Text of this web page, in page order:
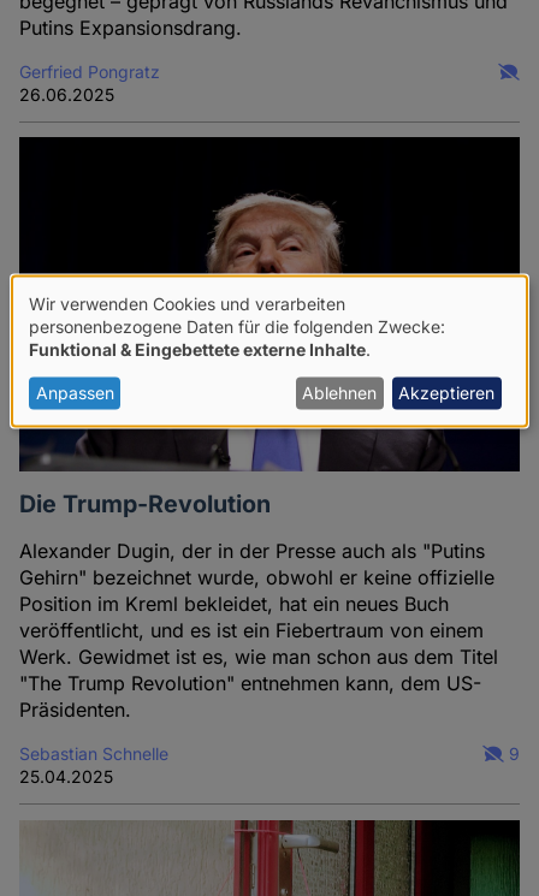
Putins Expansionsdrang.
Gerfried Pongratz
26.06.2025
Die Trump-Revolution
Alexander Dugin, der in der Presse auch als "Putins
Gehirn" bezeichnet wurde, obwohl er keine offizielle
Position im Kreml bekleidet, hat ein neues Buch
veröffentlicht, und es ist ein Fiebertraum von einem
Werk. Gewidmet ist es, wie man schon aus dem Titel
"The Trump Revolution" entnehmen kann, dem US-
Präsidenten.
Sebastian Schnelle
25.04.2025
9
Verwendung
von
personenbezogenen
Daten
und
Cookies
Wir verwenden Cookies und verarbeiten
personenbezogene Daten für die folgenden Zwecke:
Funktional & Eingebettete externe Inhalte
Anpassen Ablehnen Akzeptieren